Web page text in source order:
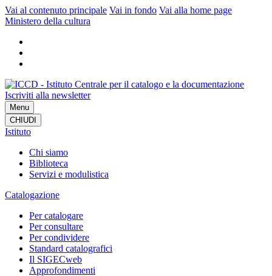
Vai al contenuto principale Vai in fondo Vai alla home page
Ministero della cultura
Iscriviti alla newsletter
Menu
CHIUDI
Istituto
Chi siamo
Biblioteca
Servizi e modulistica
Catalogazione
Per catalogare
Per consultare
Per condividere
Standard catalografici
Il SIGECweb
Approfondimenti